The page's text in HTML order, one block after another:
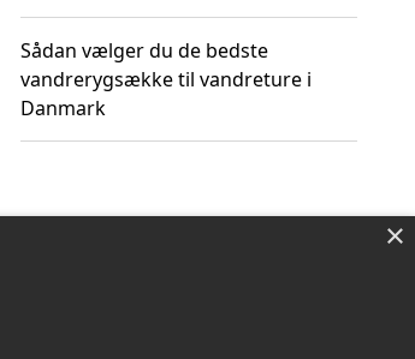
Sådan vælger du de bedste
vandrerygsække til vandreture i
Danmark
×